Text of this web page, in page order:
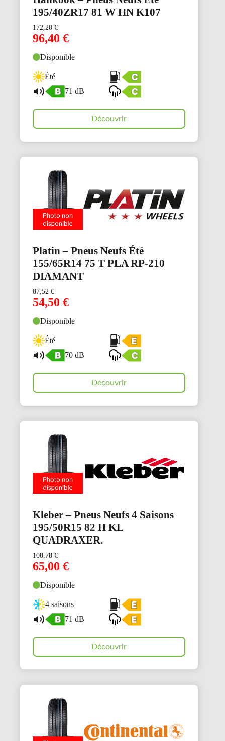
195/40ZR17 81 W HN K107
172,20€
96,40 €
Disponible
Été
71 dB
Découvrir
Platin – Pneus Neufs Été
155/65R14 75 T PLA RP-210
DIAMANT
87,52€
54,50 €
Disponible
Été
70 dB
Découvrir
Kleber – Pneus Neufs 4 Saisons
195/50R15 82 H KL
QUADRAXER.
108,78€
65,00 €
Disponible
4 saisons
71 dB
Découvrir